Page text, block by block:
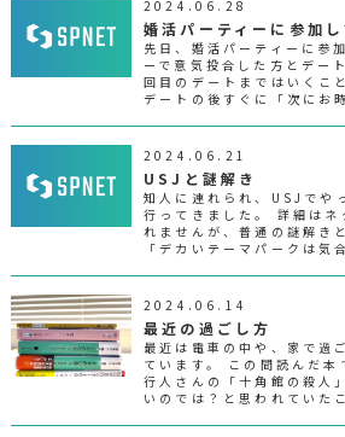
2024.06.28
婚活パーティーに参加
先日、婚活パーティーに参
ーで意気投合した方とデー
回目のデートまではいくこ
デートの後すぐに「次にお
2024.06.21
USJと謎解き
知人に連れられ、USJでや
行ってきました。 詳細は
れませんが、普通の謎解き
「デカいテーマパークは
2024.06.14
最近の過ごし方
最近は電車の中や、家で過
ています。 この間読んだ本
行人さんの「十角館の殺人
いのでは？と思われていた